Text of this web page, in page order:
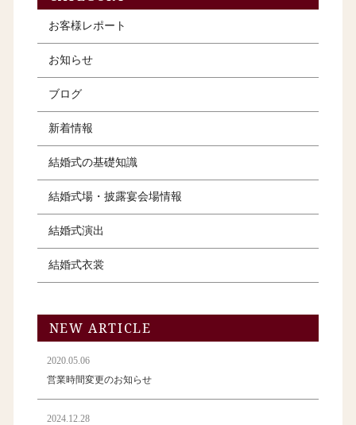
お客様レポート
お知らせ
ブログ
新着情報
結婚式の基礎知識
結婚式場・披露宴会場情報
結婚式演出
結婚式衣裳
NEW ARTICLE
2020.05.06
営業時間変更のお知らせ
2024.12.28